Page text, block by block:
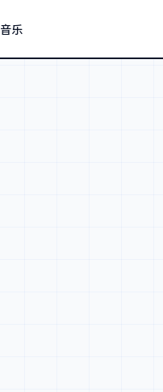
音乐